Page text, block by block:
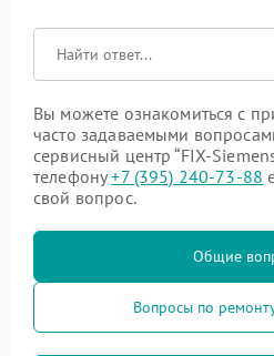
Вы можете ознакомиться с
часто задаваемыми
сервисный центр “FIX-
телефону+7 (395) 240-73-88
свой вопрос.
Общие
Вопросы по